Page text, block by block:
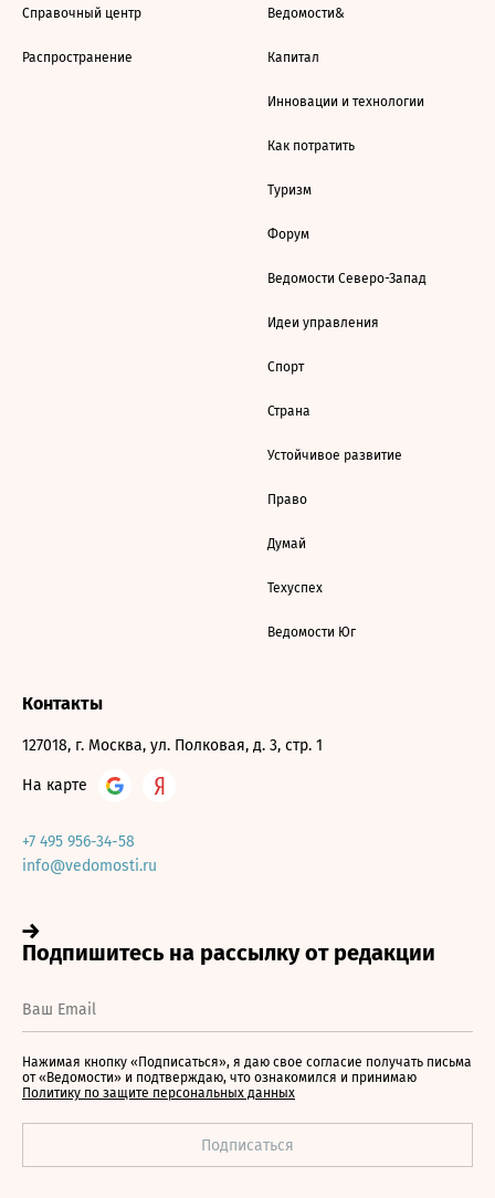
Справочный центр
Распространение
Ведомости&
Капитал
Инновации и технологии
Как потратить
Туризм
Форум
Ведомости Северо-Запад
Идеи управления
Спорт
Страна
Устойчивое развитие
Право
Думай
Техуспех
Ведомости Юг
Контакты
127018, г. Москва, ул. Полковая, д. 3, стр. 1
На карте
+7 495 956-34-58
info@vedomosti.ru
Нажимая кнопку «Подписаться», я даю свое согласие получать письма
от «Ведомости» и подтверждаю, что ознакомился и принимаю
Политику по защите персональных данных